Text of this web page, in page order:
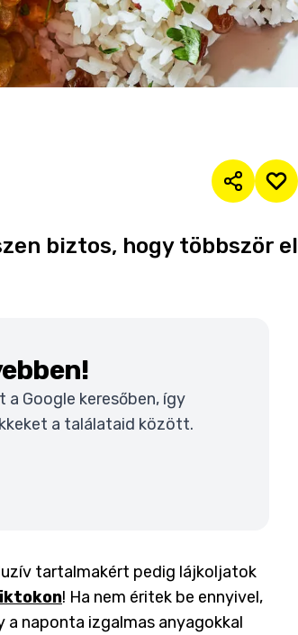
biztos, hogy többször el
Google keresőben, így
a találataid között.
tartalmakért pedig lájkoljatok
! Ha nem éritek be ennyivel,
a naponta izgalmas anyagokkal